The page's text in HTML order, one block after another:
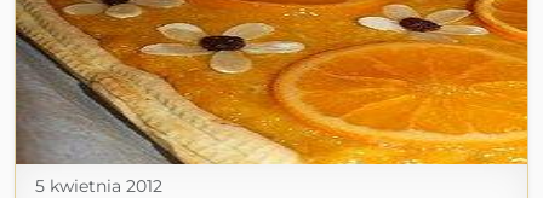
5 kwietnia 2012